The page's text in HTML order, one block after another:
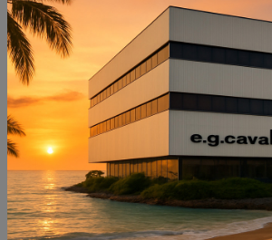
NON PERDERTI ANCHE: